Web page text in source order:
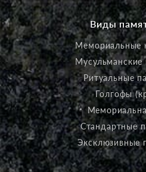
Виды
Мемориальные
Мусульманские
Ритуальные
Голгофы
Стандартные
Эксклюзивные